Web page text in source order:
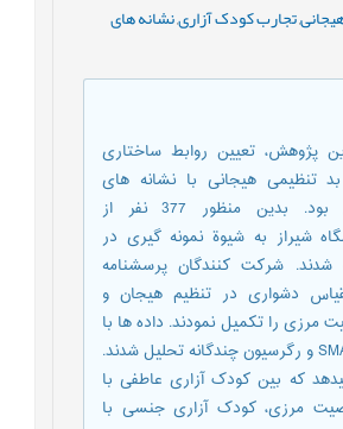
,تجارب کودک آزاری,نشانه های
پژوهش، تعیین روابط ساختاری
تنظیمی هیجانی با نشانه های
شخصیت مرزی بود. بدین منظور 377 نفر از
شیراز به شیوة نمونه گیری در
شرکت کنندگان پرسشنامه
دشواری در تنظیم هیجان و
را تکمیل نمودند. داده ها با
نرمافزار SMART-PLS و رگرسیون چندگانه تحلیل شدند.
که بین کودک آزاری عاطفی با
مرزی، کودک آزاری جنسی با